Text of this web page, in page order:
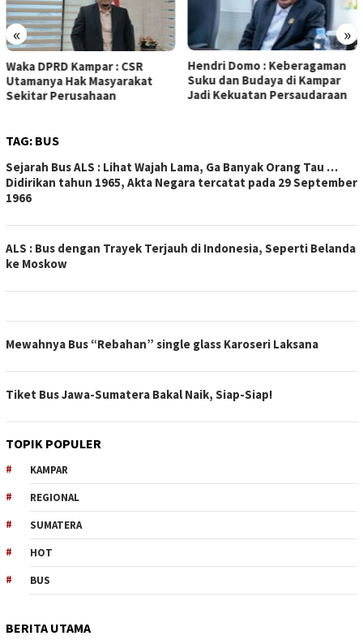
« »
Hendri Domo : Keberagaman
Suku dan Budaya di Kampar
Jadi Kekuatan Persaudaraan
Sutrisno
TAG: BUS
Sejarah Bus ALS : Lihat Wajah Lama, Ga Banyak Orang Tau …
Didirikan tahun 1965, Akta Negara tercatat pada 29 September
1966
ALS : Bus dengan Trayek Terjauh di Indonesia, Seperti Belanda
ke Moskow
Mewahnya Bus “Rebahan” single glass Karoseri Laksana
Tiket Bus Jawa-Sumatera Bakal Naik, Siap-Siap!
TOPIK POPULER
KAMPAR
REGIONAL
SUMATERA
HOT
BUS
BERITA UTAMA